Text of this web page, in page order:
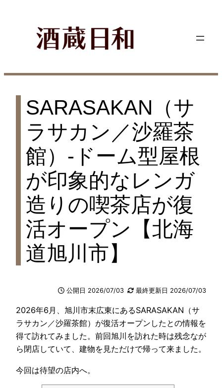
ッ
SARASAKAN（サ
ラサカン／沙羅茶
館）-ドーム型屋根
が印象的なレンガ
造りの喫茶店が復
活オープン【北海
道旭川市】
公開日 2026/07/03 最終更新日 2026/07/03
2026年6月、旭川市末広東にあるSARASAKAN（サ
ラサカン／沙羅茶館）が復活オープンしたとの情報を
得て訪れてみました。前回旭川を訪れた時は残念なが
ら閉店していて、建物を見ただけで帰って来ました。
今回は待望の店内へ。